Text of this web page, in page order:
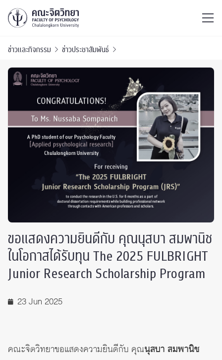
ข่าวและกิจกรรม ข่าวประชาสัมพันธ์
ขอแสดงความยินดีกับ คุณนุสบา สมพานิช
ในโอกาสได้รับทุน The 2025 FULBRIGHT
Junior Research Scholarship Program
23 Jun 2025
คณะจิตวิทยาขอแสดงความยินดีกับ คุณนุสบา สมพานิช